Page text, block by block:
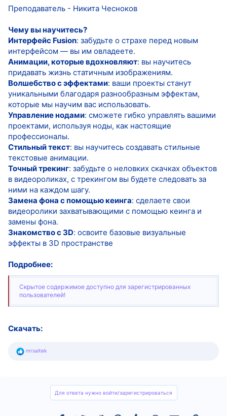
Преподаватель - Никита Чесноков
Чему вы научитесь?
Интерфейс Fusion: забудьте о страхе перед новым
интерфейсом — вы им овладеете.
Анимации, которые вдохновляют: вы научитесь
придавать жизнь статичным изображениям.
Волшебство с эффектами: ваши проекты станут
уникальными благодаря разнообразным эффектам,
которые мы научим вас использовать.
Управление нодами: сможете гибко управлять вашими
проектами, используя ноды, как настоящие
профессионалы.
Стильный текст: вы научитесь создавать стильные
текстовые анимации.
Точный трекинг: забудьте о неловких скачках объектов
в видеороликах, с трекингом вы будете следовать за
ними на каждом шагу.
Замена фона с помощью кеинга: сделаете свои
видеоролики захватывающими с помощью кеинга и
замены фона.
Знакомство с 3D: освоите базовые визуальные
эффекты в 3D пространстве
Подробнее:
Скрытое содержимое доступно для зарегистрированных
пользователей!
Скачать:
Р
mrsaitek
Для ответа нужно войти/зарегистрироваться